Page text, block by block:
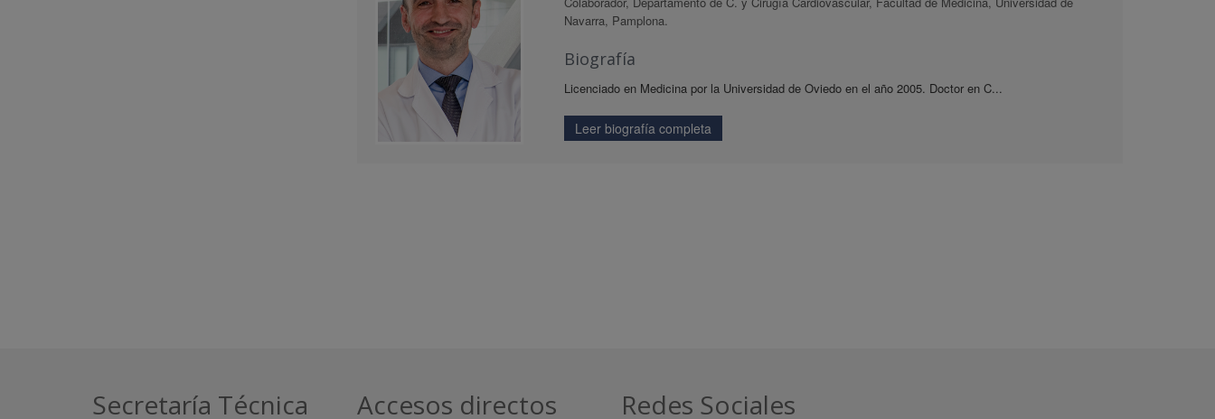
Navarra, Pamplona.
Biografía
Licenciado en Medicina por la Universidad de Oviedo en el año 2005. Doctor en C...
Leer biografía completa
Secretaría Técnica Accesos directos Redes Sociales